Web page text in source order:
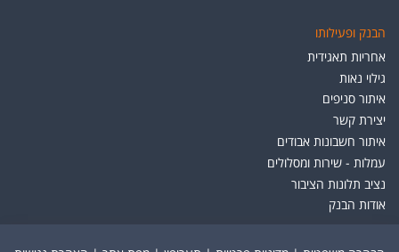
הבנק ופעילותו
אחריות תאגידית
גילוי נאות
איתור סניפים
יצירת קשר
איתור חשבונות אבודים
עמלות - שירות ומסלולים
נציב תלונות הציבור
אודות הבנק